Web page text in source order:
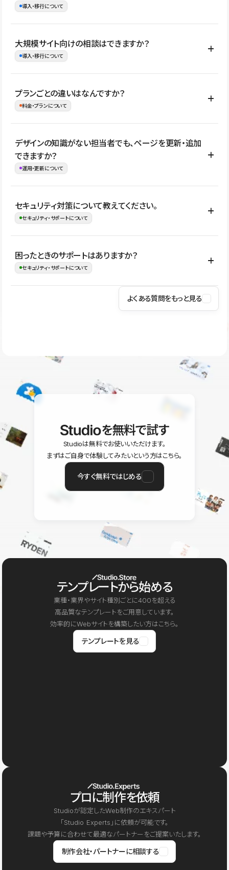
ォリオなど幅広く制作できます。
導入・移行について
はい。既存サイトの構成やコンテンツ、URLを整理したうえで、
Studio上に再構築する形で移行できます。 WordPressの場合は、
イト全体のデザインや設定がそのまま移行されるわけではないた
め、移行後にページ構成やデザイン、CMS設計、URL・リダイレク
大規模サイト向けの相談はできますか？
導入・移行について
はい。アクセス規模が大きいサイトや、複数部門での運用、権限管
理、セキュリティ確認、既存システムとの連携など、個別の要件が
ない段階でも、お問い合わせください。
お問合せはこちら
プランごとの違いはなんですか？
料金・プランについて
公開ページ数、バージョン履歴の期間、CMS利用数の上限、権限
管理の有無などがプランごとに異なります。詳しくは料金プランペ
ージをご覧ください。
デザインの知識がない担当者でも、ページを更新・追加
できますか？
運用・更新について
はい。CMSやコンポーネントを活用して更新範囲を設計しておく
ことで、デザインを崩しにくい状態で運用できます。 さらにコン
ながらレイアウトに影響を与えずに更新作業を進めやすくなりま
す。
セキュリティ対策について教えてください。
セキュリティ・サポートについて
Studioでは、公開サイトやサービスを安全に利用できるよう、通信
の暗号化、データ保護、アクセス管理、脆弱性対策など、複数の観
はSSL/TLSによる通信暗号化に対応しており、悪質なスクリプトの
困ったときのサポートはありますか？
セキュリティ・サポートについて
操作方法や機能については、ヘルプセンターでご確認いただけま
ユーザー同士で質問・相談できるコミュニティもご利用ください。
よくある質問をもっと見る
を無料で試す
Studioは無料でお使いいただけます。
まずはご自身で体験してみたいという方はこちら。
今すぐ無料ではじめる
テンプレートから始める
業種・業界やサイト種別ごとに400を超える
高品質なテンプレートをご用意しています。
効率的にWebサイトを構築したい方はこちら。
テンプレートを見る
プロに制作を依頼
Studioが認定したWeb制作のエキスパート
「Studio Experts」に依頼が可能です。
課題や予算に合わせて最適なパートナーをご提案いたします。
制作会社・パートナーに相談する